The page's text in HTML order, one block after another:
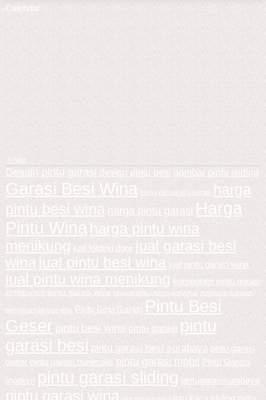
Calendar
« Agu
Desain pintu garasi design pintu besi gambar pintu sliding
Garasi Besi Wina harga penyekat ruangan
harga
pintu besi wina harga pintu garasi Harga
Pintu Wina harga pintu wina
menikung jual folding door jual garasi besi
wina jual pintu besi wina jual pintu garasi wina
jual pintu wina menikung komponen pintu garasi
komponen pintu garasi wina penjual pintu garasi penyekat penyekat ruangan
penyekat ruangan wina Pintu Besi Garasi Pintu Besi
Geser pintu besi wina pintu garasi pintu
garasi besi pintu garasi besi surabaya pintu garasi
geser pintu garasi minimalis pintu garasi mobil
Pintu Garasi
modern pintu garasi sliding pintugarasisurabaya
pintu garasi wina pintu kaca sliding pintu